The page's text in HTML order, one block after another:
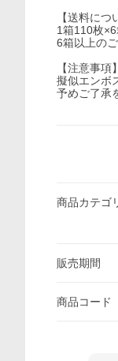
【送料につ
1箱110枚
6箱以上の
【注意事項】
擬似エンボ
予めご了承
商品カテゴ
販売期間
商品コード